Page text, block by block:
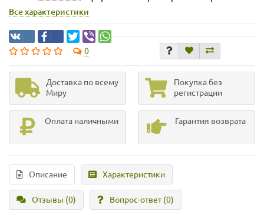
Все характеристики
0
Доставка по всему
Миру
Покупка без
регистрации
Оплата наличными Гарантия возврата
Описание Характеристики
Отзывы (0) Вопрос-ответ(0)